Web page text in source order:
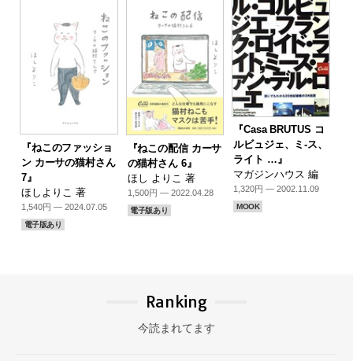
『ねこのファッショ
ン カーサの猫村さん
7』
ほしよりこ 著
1,540円 — 2024.07.05
電子版あり
『ねこの配信 カーサ
の猫村さん 6』
ほし よりこ 著
1,500円 — 2022.04.28
電子版あり
『Casa BRUTUS コ
ルビュジェ、ミ-ス、
ライト …』
マガジンハウス 編
1,320円 — 2002.11.09
MOOK
Ranking
今読まれてます